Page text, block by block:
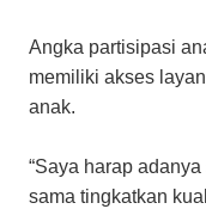
Angka partisipasi
memiliki akses
anak.
“Saya harap
sama tingkatkan